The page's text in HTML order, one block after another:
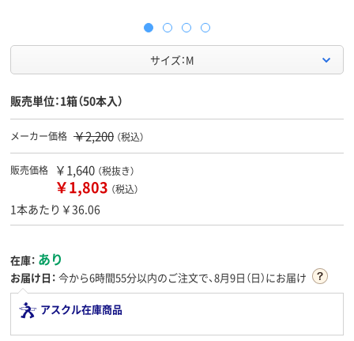
サイズ：M
販売単位：1箱（50本入）
メーカー価格 ￥2,200 （税込）
販売価格 ￥1,640 （税抜き）
￥1,803 （税込）
1本あたり￥36.06
在庫： あり
お届け日： 今から6時間55分以内のご注文で、8月9日（日）にお届け
アスクル在庫商品